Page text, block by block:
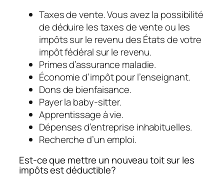
Taxes de vente. Vous avez la possibilité
de déduire les taxes de vente ou les
impôts sur le revenu des États de votre
impôt fédéral sur le revenu.
Primes d’assurance maladie.
Économie d’impôt pour l’enseignant.
Dons de bienfaisance.
Payer la baby-sitter.
Apprentissage à vie.
Dépenses d’entreprise inhabituelles.
Recherche d’un emploi.
Est-ce que mettre un nouveau toit sur les
impôts est déductible?